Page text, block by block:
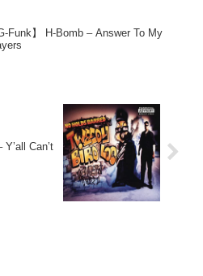
G-Funk】 H-Bomb – Answer To My
Can’t